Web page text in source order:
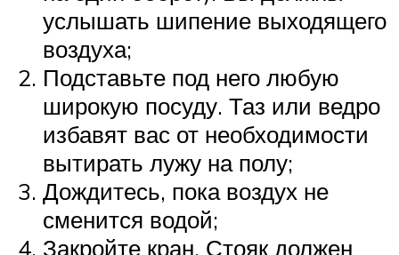
услышать шипение выходящего
воздуха;
Подставьте под него любую
широкую посуду. Таз или ведро
избавят вас от необходимости
вытирать лужу на полу;
Дождитесь, пока воздух не
сменится водой;
Закройте кран. Стояк должен